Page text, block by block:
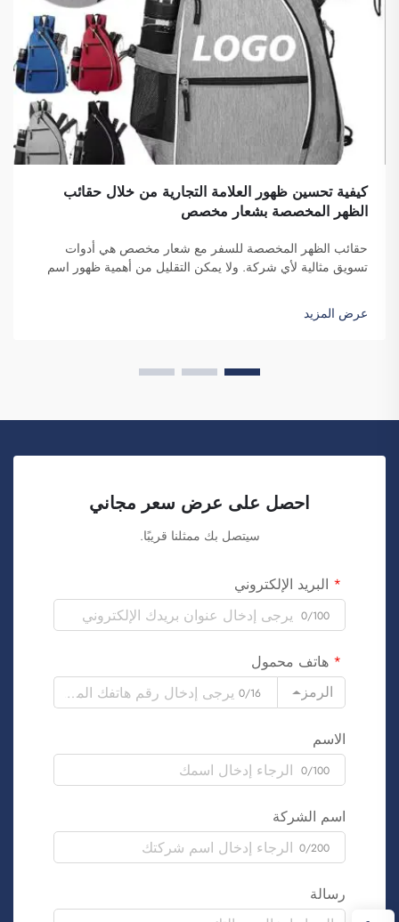
كيفية تحسين ظهور العلامة التجارية من خلال حقائب
الظهر المخصصة بشعار مخصص
حقائب الظهر المخصصة للسفر مع شعار مخصص هي أدوات
تسويق مثالية لأي شركة. ولا يمكن التقليل من أهمية ظهور اسم
الشخص حقيبتك على ظهره...
عرض المزيد
احصل على عرض سعر مجاني
سيتصل بك ممثلنا قريبًا.
البريد الإلكتروني
0/100
هاتف محمول
الرمز
0/16
الاسم
0/100
اسم الشركة
0/200
رسالة